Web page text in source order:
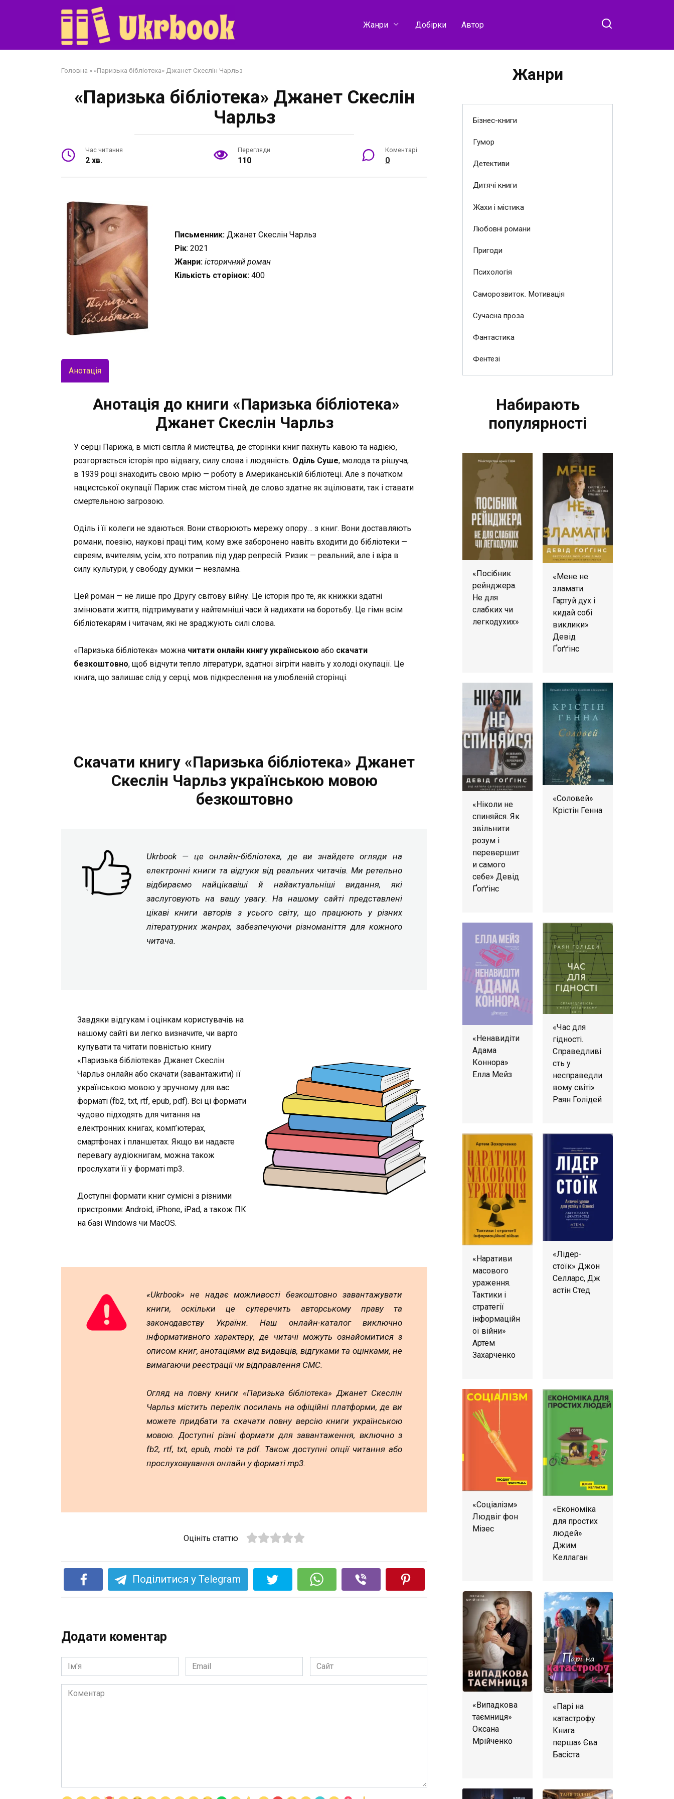
Жанри Добірки Автор
Головна » «Паризька бібліотека» Джанет Скеслін Чарльз
«Паризька бібліотека» Джанет Скеслін
Чарльз
Час читання
2 хв.
Перегляди
110
Коментарі
0
Письменник: Джанет Скеслін Чарльз
Рік: 2021
Жанри: історичний роман
Кількість сторінок: 400
Анотація
Анотація до книги «Паризька бібліотека»
Джанет Скеслін Чарльз
У серці Парижа, в місті світла й мистецтва, де сторінки книг пахнуть кавою та надією,
розгортається історія про відвагу, силу слова і людяність. Оділь Суше, молода та рішуча,
в 1939 році знаходить свою мрію — роботу в Американській бібліотеці. Але з початком
нацистської окупації Париж стає містом тіней, де слово здатне як зцілювати, так і ставати
смертельною загрозою.
Оділь і її колеги не здаються. Вони створюють мережу опору… з книг. Вони доставляють
романи, поезію, наукові праці тим, кому вже заборонено навіть входити до бібліотеки —
євреям, вчителям, усім, хто потрапив під удар репресій. Ризик — реальний, але і віра в
силу культури, у свободу думки — незламна.
Цей роман — не лише про Другу світову війну. Це історія про те, як книжки здатні
змінювати життя, підтримувати у найтемніші часи й надихати на боротьбу. Це гімн всім
бібліотекарям і читачам, які не зраджують силі слова.
«Паризька бібліотека» можна читати онлайн книгу українською або скачати
безкоштовно, щоб відчути тепло літератури, здатної зігріти навіть у холоді окупації. Це
книга, що залишає слід у серці, мов підкреслення на улюбленій сторінці.
Скачати книгу «Паризька бібліотека» Джанет
Скеслін Чарльз українською мовою
безкоштовно
Ukrbook — це онлайн-бібліотека, де ви знайдете огляди на
електронні книги та відгуки від реальних читачів. Ми ретельно
відбираємо найцікавіші й найактуальніші видання, які
заслуговують на вашу увагу. На нашому сайті представлені
цікаві книги авторів з усього світу, що працюють у різних
літературних жанрах, забезпечуючи різноманіття для кожного
читача.
Завдяки відгукам і оцінкам користувачів на
нашому сайті ви легко визначите, чи варто
купувати та читати повністью книгу
«Паризька бібліотека» Джанет Скеслін
Чарльз онлайн або скачати (завантажити) її
українською мовою у зручному для вас
форматі (fb2, txt, rtf, epub, pdf). Всі ці формати
чудово підходять для читання на
електронних книгах, комп’ютерах,
смартфонах і планшетах. Якщо ви надаєте
перевагу аудіокнигам, можна також
прослухати її у форматі mp3.
Доступні формати книг сумісні з різними
пристроями: Android, iPhone, iPad, а також ПК
на базі Windows чи MacOS.
«Ukrbook» не надає можливості безкоштовно завантажувати
книги, оскільки це суперечить авторському праву та
законодавству України. Наш онлайн-каталог виключно
інформативного характеру, де читачі можуть ознайомитися з
описом книг, анотаціями від видавців, відгуками та оцінками, не
вимагаючи реєстрації чи відправлення СМС.
Огляд на повну книги «Паризька бібліотека» Джанет Скеслін
Чарльз містить перелік посилань на офіційні платформи, де ви
можете придбати та скачати повну версію книги українською
мовою. Доступні різні формати для завантаження, включно з
fb2, rtf, txt, epub, mobi та pdf. Також доступні опції читання або
прослуховування онлайн у форматі mp3.
Оцініть статтю
Поділитися у Telegram
Додати коментар
Ім'я
*
Email
*
Сайт
Коментар
Жанри
Бізнес-книги
Гумор
Детективи
Дитячі книги
Жахи і містика
Любовні романи
Пригоди
Психологія
Саморозвиток. Мотивація
Сучасна проза
Фантастика
Фентезі
Набирають
популярності
«Посібник
рейнджера.
Не для
слабких чи
легкодухих»
«Мене не
зламати.
Гартуй дух і
кидай собі
виклики»
Девід
Ґоґґінс
«Ніколи не
спиняйся. Як
звільнити
розум і
перевершит
и самого
себе» Девід
Ґоґґінс
«Соловей»
Крістін Генна
«Ненавидіти
Адама
Коннора»
Елла Мейз
«Час для
гідності.
Справедливі
сть у
несправедли
вому світі»
Раян Голідей
«Наративи
масового
ураження.
Тактики і
стратегії
інформаційн
ої війни»
Артем
Захарченко
«Лідер-
стоїк» Джон
Селларс, Дж
астін Стед
«Соціалізм»
Людвіг фон
Мізес
«Економіка
для простих
людей»
Джим
Келлаган
«Випадкова
таємниця»
Оксана
Мрійченко
«Парі на
катастрофу.
Книга
перша» Єва
Басіста